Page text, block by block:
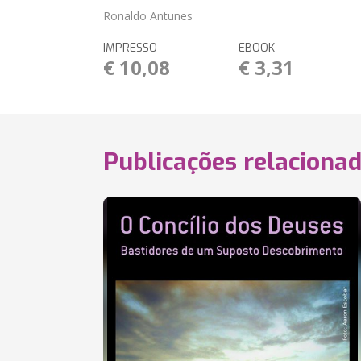
Ronaldo Antunes
IMPRESSO
€ 10,08
EBOOK
€ 3,31
Publicações